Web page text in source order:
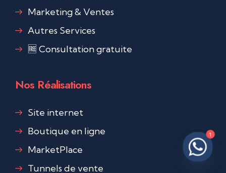
Marketing & Ventes
Autres Services
🆓 Consultation gratuite
Nos Réalisations
Site internet
Boutique en ligne
MarketPlace
Tunnels de vente
1